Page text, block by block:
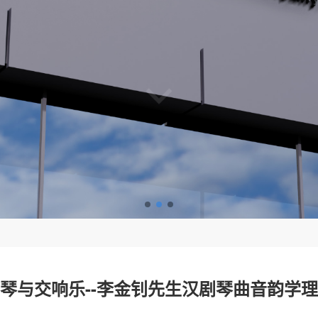
与交响乐--李金钊先生汉剧琴曲音韵学